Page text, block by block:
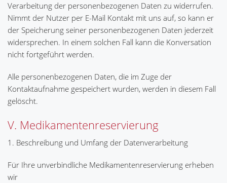
Verarbeitung der personenbezogenen Daten zu widerrufen.
Nimmt der Nutzer per E-Mail Kontakt mit uns auf, so kann er
der Speicherung seiner personenbezogenen Daten jederzeit
widersprechen. In einem solchen Fall kann die Konversation
nicht fortgeführt werden.
Alle personenbezogenen Daten, die im Zuge der
Kontaktaufnahme gespeichert wurden, werden in diesem Fall
gelöscht.
V. Medikamentenreservierung
1. Beschreibung und Umfang der Datenverarbeitung
Für Ihre unverbindliche Medikamentenreservierung erheben
wir